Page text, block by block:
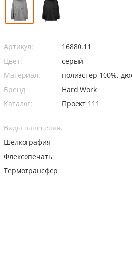
Артикул:
16880.11
Цвет:
серый
Материал:
полиэстер 100%,
Бренд:
Hard Work
Каталог:
Проект 111
Виды нанесения:
Шелкография
Флексопечать
Термотрансфер